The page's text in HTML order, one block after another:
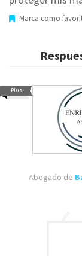
Marca como
Plus
Abogado de